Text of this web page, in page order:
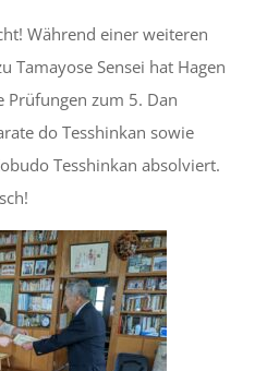
Während einer weiteren
Tamayose Sensei hat Hagen
Prüfungen zum 5. Dan
do Tesshinkan sowie
Tesshinkan absolviert.